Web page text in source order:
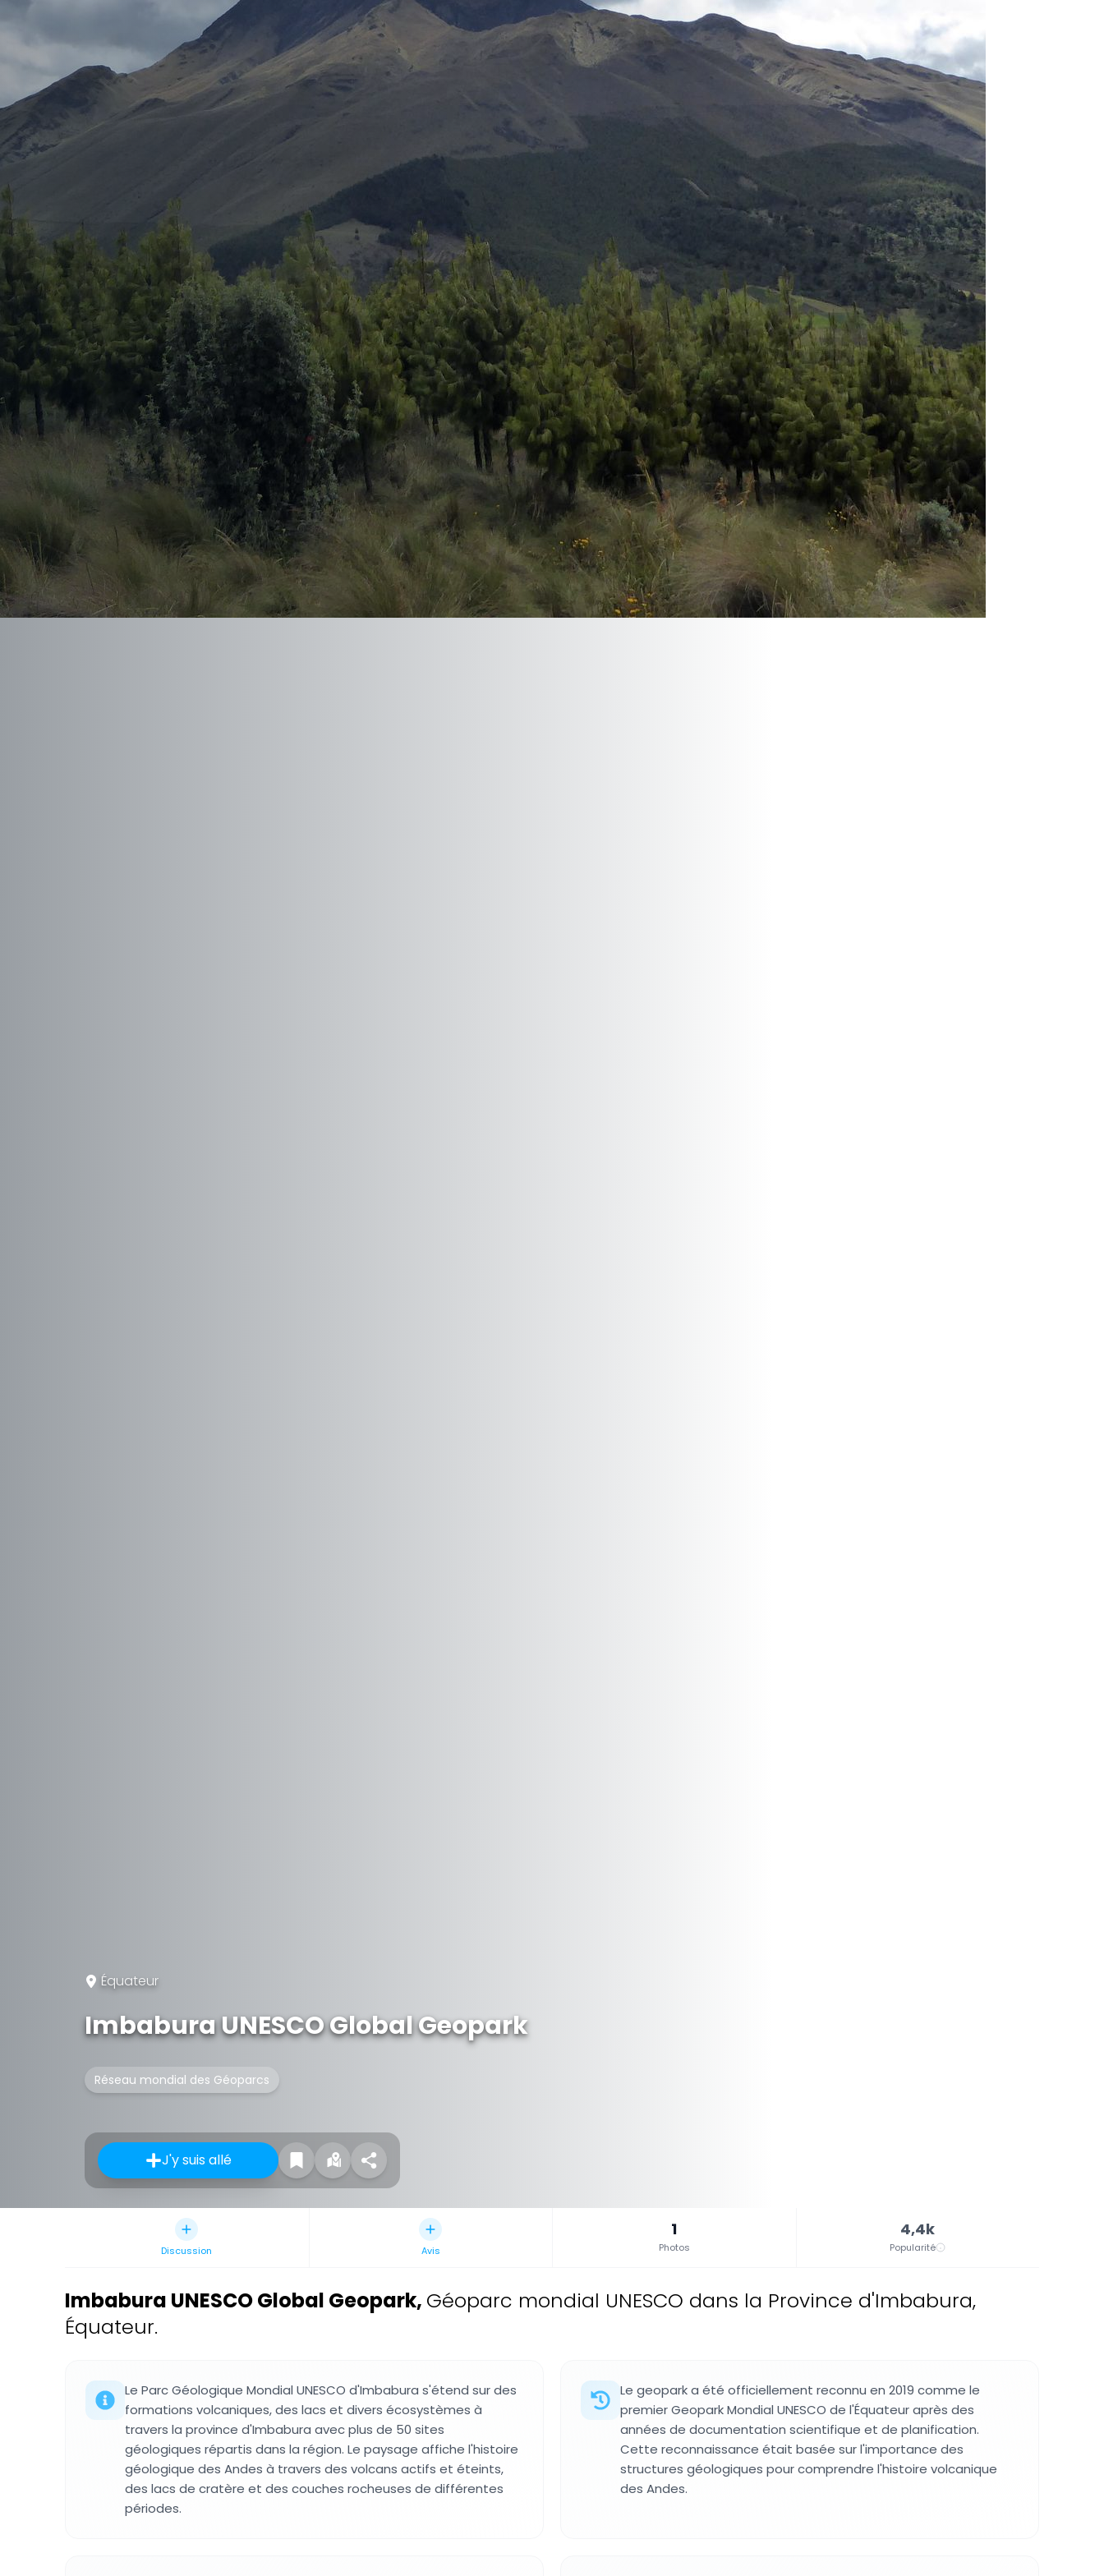
Équateur
Imbabura UNESCO Global Geopark
Réseau mondial des Géoparcs
J'y suis allé
Discussion Avis
1
Photos
4,4k
Popularité
Imbabura UNESCO Global Geopark, Géoparc mondial UNESCO dans la Province d'Imbabura,
Équateur.
Le Parc Géologique Mondial UNESCO d'Imbabura s'étend sur des
formations volcaniques, des lacs et divers écosystèmes à
travers la province d'Imbabura avec plus de 50 sites
géologiques répartis dans la région. Le paysage affiche l'histoire
géologique des Andes à travers des volcans actifs et éteints,
des lacs de cratère et des couches rocheuses de différentes
périodes.
Le geopark a été officiellement reconnu en 2019 comme le
premier Geopark Mondial UNESCO de l'Équateur après des
années de documentation scientifique et de planification.
Cette reconnaissance était basée sur l'importance des
structures géologiques pour comprendre l'histoire volcanique
des Andes.